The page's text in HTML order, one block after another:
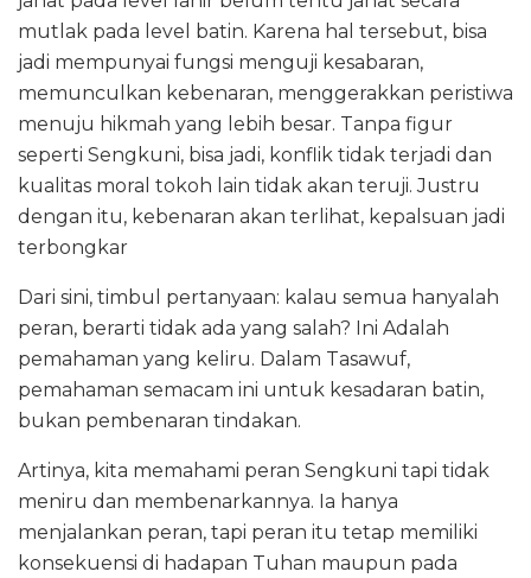
mutlak pada level batin. Karena hal tersebut, bisa
jadi mempunyai fungsi menguji kesabaran,
memunculkan kebenaran, menggerakkan peristiwa
menuju hikmah yang lebih besar. Tanpa figur
seperti Sengkuni, bisa jadi, konflik tidak terjadi dan
kualitas moral tokoh lain tidak akan teruji. Justru
dengan itu, kebenaran akan terlihat, kepalsuan jadi
terbongkar
Dari sini, timbul pertanyaan: kalau semua hanyalah
peran, berarti tidak ada yang salah? Ini Adalah
pemahaman yang keliru. Dalam Tasawuf,
pemahaman semacam ini untuk kesadaran batin,
bukan pembenaran tindakan.
Artinya, kita memahami peran Sengkuni tapi tidak
meniru dan membenarkannya. Ia hanya
menjalankan peran, tapi peran itu tetap memiliki
konsekuensi di hadapan Tuhan maupun pada